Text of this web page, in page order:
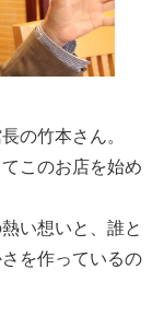
の竹本さん。
このお店を始め
い想いと、誰と
を作っているの